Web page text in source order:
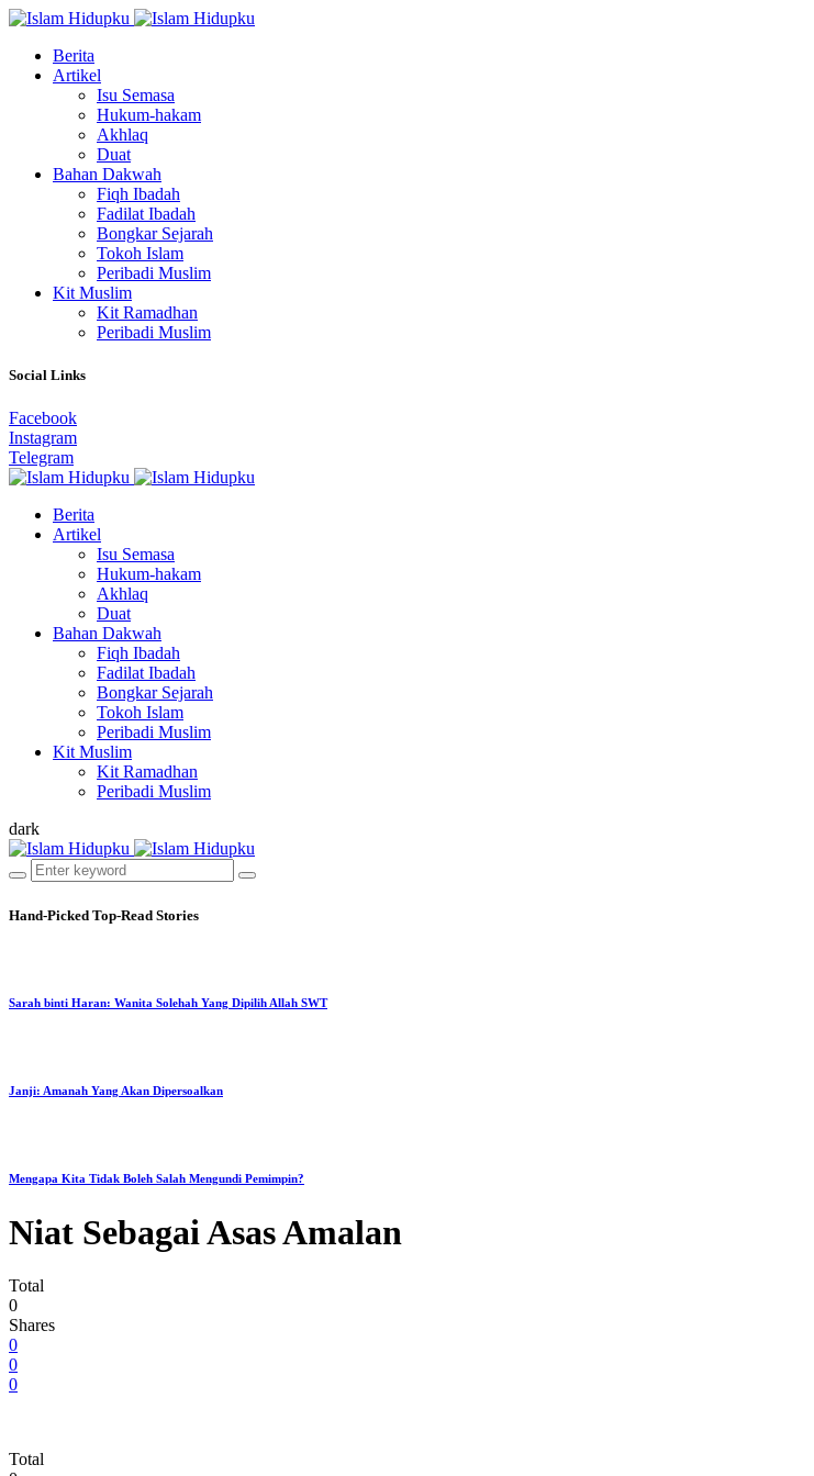
Berita
Artikel
Isu Semasa
Hukum-hakam
Akhlaq
Duat
Bahan Dakwah
Fiqh Ibadah
Fadilat Ibadah
Bongkar Sejarah
Tokoh Islam
Peribadi Muslim
Kit Muslim
Kit Ramadhan
Peribadi Muslim
Social Links
Facebook
Instagram
Telegram
Berita
Artikel
Isu Semasa
Hukum-hakam
Akhlaq
Duat
Bahan Dakwah
Fiqh Ibadah
Fadilat Ibadah
Bongkar Sejarah
Tokoh Islam
Peribadi Muslim
Kit Muslim
Kit Ramadhan
Peribadi Muslim
dark
Hand-Picked Top-Read Stories
Sarah binti Haran: Wanita Solehah Yang Dipilih Allah SWT
Janji: Amanah Yang Akan Dipersoalkan
Mengapa Kita Tidak Boleh Salah Mengundi Pemimpin?
Niat Sebagai Asas Amalan
Total
0
Shares
0
0
0
Total